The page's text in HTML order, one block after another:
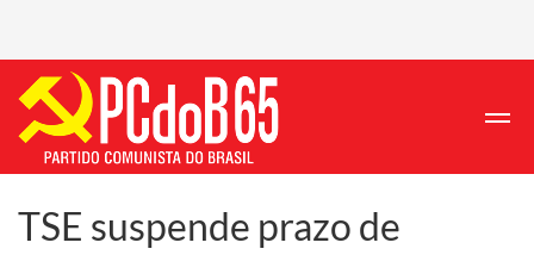
TSE suspende prazo de